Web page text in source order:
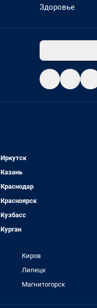
Здоровье
Иркутск
Казань
Краснодар
Красноярск
Кузбасс
Курган
Киров
Липецк
Магнитогорск